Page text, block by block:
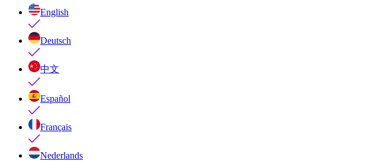
English
Deutsch
中文
Español
Français
Nederlands